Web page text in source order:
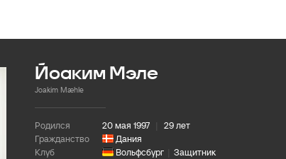
Йоаким Мэле
Joakim Mæhle
Родился 20 мая 1997
29 лет
Гражданство
Дания
Клуб
Вольфсбург
Защитник